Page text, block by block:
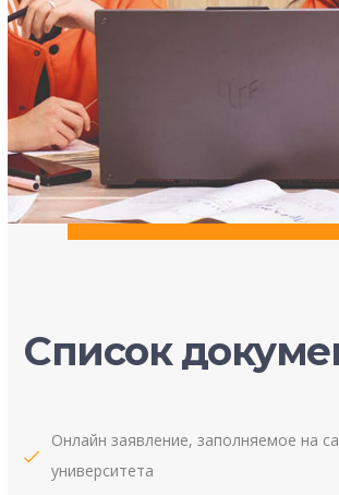
Список
Онлайн заявление, заполняемое на
университета